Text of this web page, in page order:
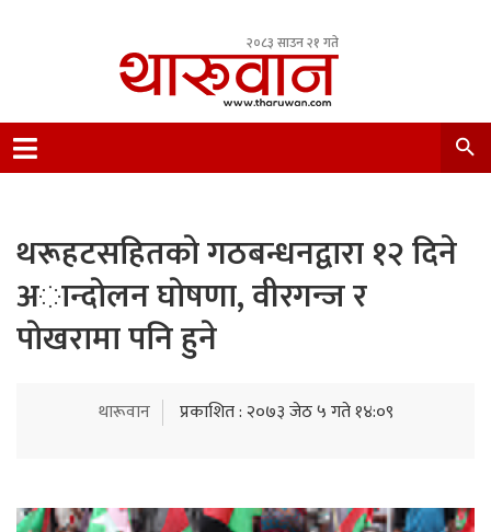
२०८३ साउन २१ गते
Nepal.
थरूहटसहितकाे गठबन्धनद्वारा १२ दिने
अान्दाेलन घाेषणा, वीरगन्ज र
पाेखरामा पनि हुने
थारूवान प्रकाशित : २०७३ जेठ ५ गते १४:०९